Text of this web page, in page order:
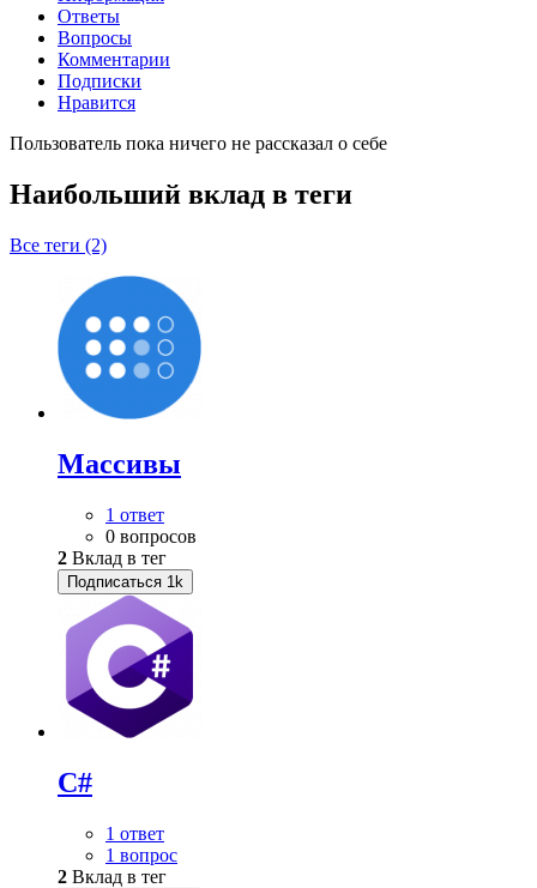
Ответы
Вопросы
Комментарии
Подписки
Нравится
Пользователь пока ничего не рассказал о себе
Наибольший вклад в теги
Все теги (2)
Массивы
1 ответ
0 вопросов
2 Вклад в тег
Подписаться 1k
C#
1 ответ
1 вопрос
2 Вклад в тег